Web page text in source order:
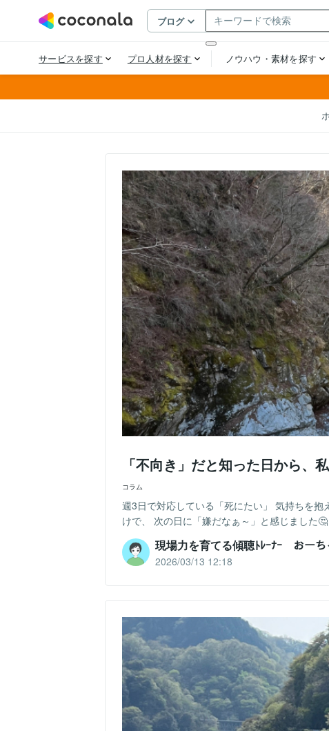
「不向き」だと知った日から、
コラム
週3日で対応している「死にたい」 気持ちを
けで、 次の日に「嫌だなぁ～」と感じました
現場力を育てる傾聴ﾄﾚｰﾅｰ おーち
2026/03/13 12:18